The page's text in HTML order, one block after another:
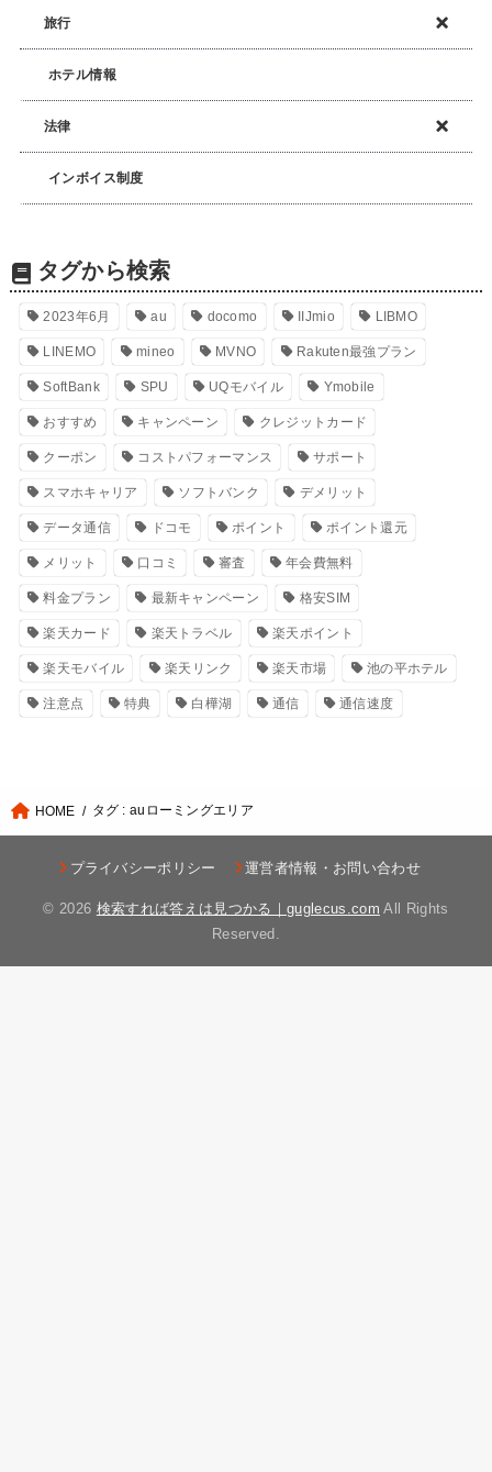
旅行
ホテル情報
法律
インボイス制度
タグから検索
2023年6月 au docomo IIJmio LIBMO
LINEMO mineo MVNO Rakuten最強プラン
SoftBank SPU UQモバイル Ymobile
おすすめ キャンペーン クレジットカード
クーポン コストパフォーマンス サポート
スマホキャリア ソフトバンク デメリット
データ通信 ドコモ ポイント ポイント還元
メリット 口コミ 審査 年会費無料
料金プラン 最新キャンペーン 格安SIM
楽天カード 楽天トラベル 楽天ポイント
楽天モバイル 楽天リンク 楽天市場 池の平ホテル
注意点 特典 白樺湖 通信 通信速度
HOME タグ : auローミングエリア
プライバシーポリシー 運営者情報・お問い合わせ
© 2026 検索すれば答えは見つかる｜guglecus.com All Rights
Reserved.